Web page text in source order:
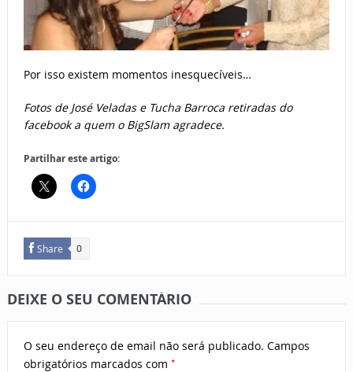
Por isso existem momentos inesquecíveis…
Fotos de José Veladas e Tucha Barroca retiradas do
facebook a quem o BigSlam agradece.
Partilhar este artigo:
Share 0
DEIXE O SEU COMENTÁRIO
O seu endereço de email não será publicado. Campos
obrigatórios marcados com *